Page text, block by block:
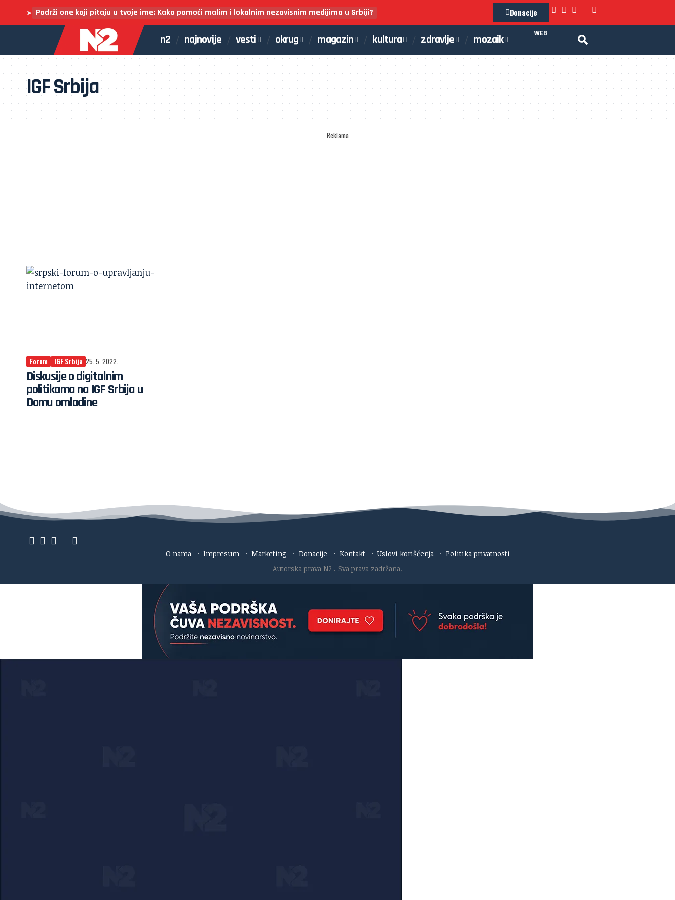
➤ Podrži one koji pitaju u tvoje ime: Kako pomoći malim i lokalnim nezavisnim medijima u Srbiji? Donacije
n2 najnovije vesti okrug magazin kultura zdravlje mozaik WEB
IGF Srbija
Reklama
Forum IGF Srbija 25. 5. 2022.
Diskusije o digitalnim
politikama na IGF Srbija u
Domu omladine
O nama · Impresum · Marketing · Donacije · Kontakt · Uslovi korišćenja · Politika privatnosti
Autorska prava N2 . Sva prava zadržana.